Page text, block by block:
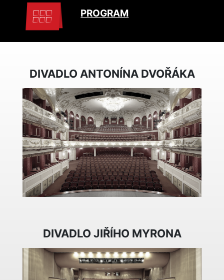
PROGRAM
DIVADLO ANTONÍNA DVOŘÁKA
DIVADLO JIŘÍHO MYRONA